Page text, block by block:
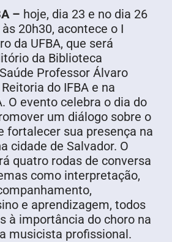
– hoje, dia 23 e no dia 26
20h30, acontece o I
da UFBA, que será
da Biblioteca
Professor Álvaro
do IFBA e na
O evento celebra o dia do
um diálogo sobre o
fortalecer sua presença na
cidade de Salvador. O
quatro rodas de conversa
como interpretação,
e aprendizagem, todos
à importância do choro na
musicista profissional.